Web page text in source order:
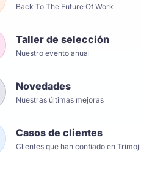
Back To The Future Of Work
Taller de selección
Nuestro evento anual
Novedades
Nuestras últimas mejoras
Casos de clientes
Clientes que han confiado en Trimoji